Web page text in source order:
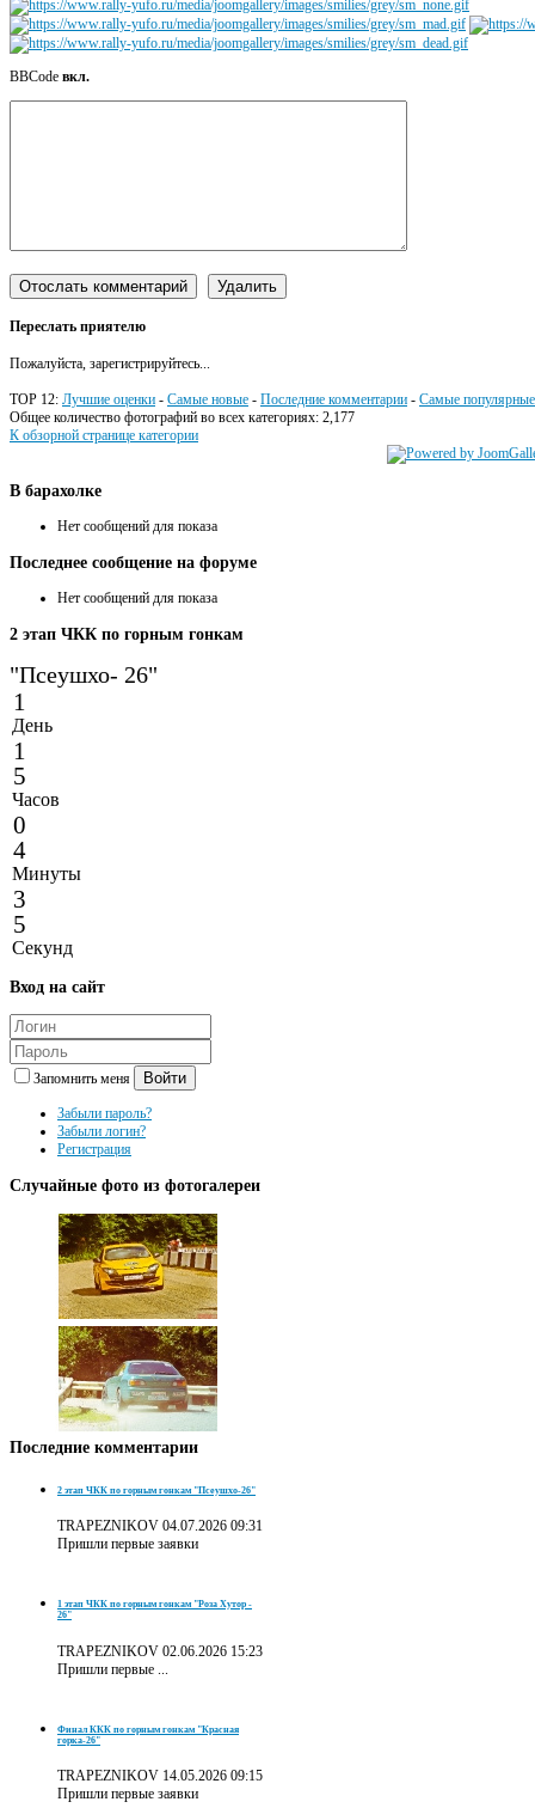
BBCode вкл.
Переслать приятелю
Пожалуйста, зарегистрируйтесь...
TOP 12: Лучшие оценки - Самые новые - Последние комментарии - Самые популярные
Общее количество фотографий во всех категориях: 2,177
К обзорной странице категории
В барахолке
Нет сообщений для показа
Последнее сообщение на форуме
Нет сообщений для показа
2 этап ЧКК по горным гонкам
"Псеушхо- 26"
1
День
1
5
Часов
0
4
Минуты
3
5
Секунд
Вход на сайт
Запомнить меня Войти
Забыли пароль?
Забыли логин?
Регистрация
Случайные фото из фотогалереи
Последние комментарии
2 этап ЧКК по горным гонкам "Псеушхо-26"
TRAPEZNIKOV 04.07.2026 09:31
Пришли первые заявки
1 этап ЧКК по горным гонкам "Роза Хутор -
26"
TRAPEZNIKOV 02.06.2026 15:23
Пришли первые ...
Финал ККК по горным гонкам "Красная
горка-26"
TRAPEZNIKOV 14.05.2026 09:15
Пришли первые заявки